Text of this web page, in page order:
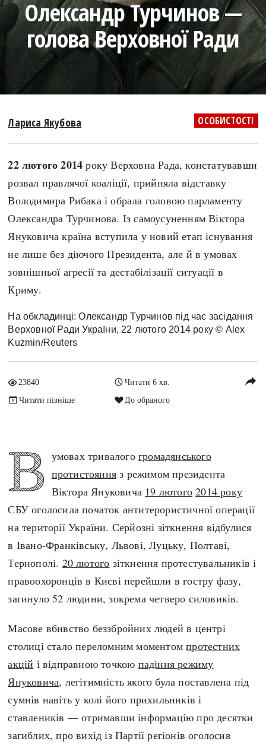
search
СЬОГОДНІ
ПРАВИЛА ЖИТТЯ
ПОДКАСТИ
КРУГЛІ ДАТИ
КАРТИ
НОТА БЕНЕ
ПРЯМА МОВА
МОЯ ІСТОРІЯ
Авіація і космонавтика
Архітектура і будівництво
Битви і війни
Катастрофи
Кримінал
Наука, освіта і техніка
Особистості
Релігія
Розваги і дозвілля
Спорт
Чудеса світу
Княжа доба
Козацька доба
Україна радянська
Україна незалежна
Регіони
Австралія
Азія
Америка
А(нта)рктика
Африка
Європа
Хронологія
Античні часи
Пізнє Середньовіччя
Нова історія
Новітня історія
Наш час
Індекси
Нові статті
Популярні статті
Визначальні події
#Хештеги
Автори
done
Олександр Турчинов —
голова Верховної Ради
ОСОБИСТОСТІ
Лариса Якубова
22 лютого 2014 року Верховна Рада, констатувавши
розвал правлячої коаліції, прийняла відставку
Володимира Рибака і обрала головою парламенту
Олександра Турчинова. Із самоусуненням Віктора
Януковича країна вступила у новий етап існування
не лише без діючого Президента, але й в умовах
зовнішньої агресії та дестабілізації ситуації в
Криму.
На обкладинці: Олександр Турчинов під час засідання
Верховної Ради України, 22 лютого 2014 року © Alex
Kuzmin/Reuters
23840
Читати 6 хв.
Читати пізніше
До обраного
reply
В умовах тривалогогромадянського
протистояння з режимом президента
Віктора Януковича 19 лютого 2014 року
СБУ оголосила початок антитерористичної операції
на території України. Серйозні зіткнення відбулися
в Івано-Франківську, Львові, Луцьку, Полтаві,
Тернополі. 20 лютого зіткнення протестувальників і
правоохоронців в Києві перейшли в гостру фазу,
загинуло 52 людини, зокрема четверо силовиків.
Масове вбивство беззбройних людей в центрі
столиці стало переломним моментомпротестних
акцій і відправною точкою падіння режиму
Януковича, легітимність якого була поставлена під
сумнів навіть у колі його прихильників і
ставлеників — отримавши інформацію про десятки
загиблих, про вихід із Партії регіонів оголосив